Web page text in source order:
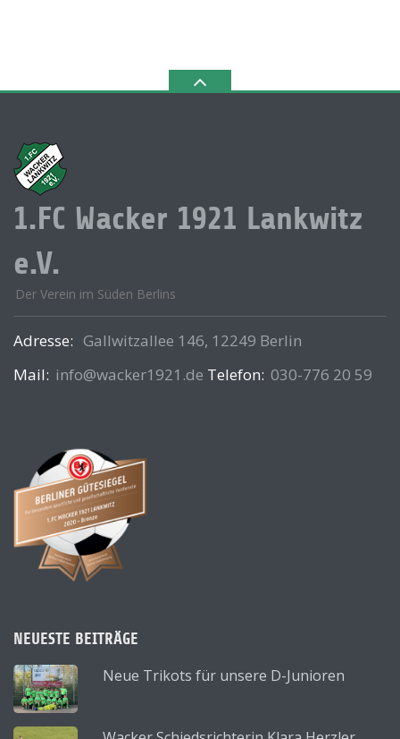
1.FC Wacker 1921 Lankwitz
e.V.
Der Verein im Süden Berlins
Adresse: Gallwitzallee 146, 12249 Berlin
Mail: info@wacker1921.de Telefon: 030-776 20 59
NEUESTE BEITRÄGE
Neue Trikots für unsere D-Junioren